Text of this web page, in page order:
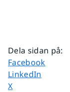
Dela sidan på:
Dela sidan på
Facebook
Dela sidan på
LinkedIn
Dela sidan på
X